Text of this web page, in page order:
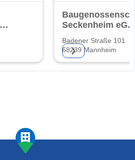
Seckenheim eG.
Badener Straße 101
68239 Mannheim
❯